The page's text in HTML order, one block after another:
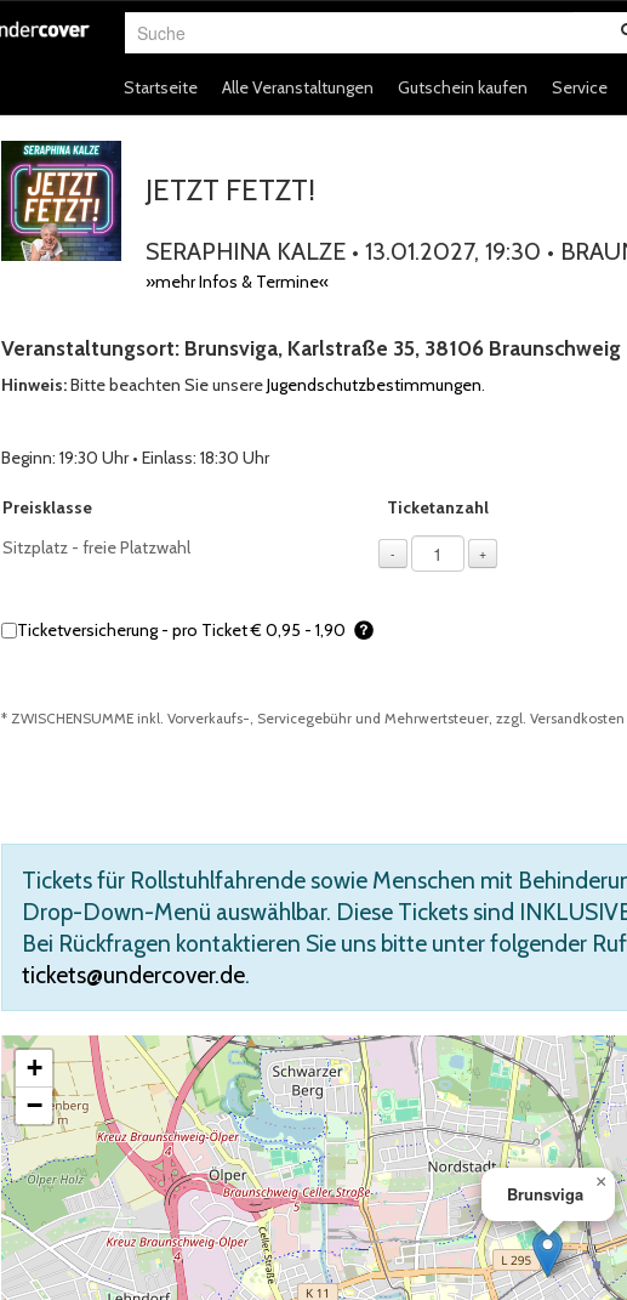
Suche
Startseite Alle Veranstaltungen Gutschein kaufen Service
JETZT FETZT!
SERAPHINA KALZE • 13.01.2027, 19:30 •
»mehr Infos & Termine«
Veranstaltungsort: Brunsviga, Karlstraße 35, 38106 Braunschweig
Hinweis:Bitte beachten Sie unsereJugendschutzbestimmungen.
Beginn: 19:30 Uhr • Einlass: 18:30 Uhr
Auswahl von Tickets pro Preiskategorie, sofern verfügbar
Preisklasse Ticketanzahl
Sitzplatz - freie Platzwahl
- + 1 – Für die
Ticketversicherung - pro Ticket € 0,95 - 1,90
* ZWISCHENSUMME inkl. Vorverkaufs-, Servicegebühr und Mehrwertsteuer, zzgl. Versandkosten
Tickets für Rollstuhlfahrende sowie Menschen mit
Drop-Down-Menü auswählbar. Diese Tickets sind
Bei Rückfragen kontaktieren Sie uns bitte unter folgender
tickets@undercover.de.
Brunsviga
×
+
−